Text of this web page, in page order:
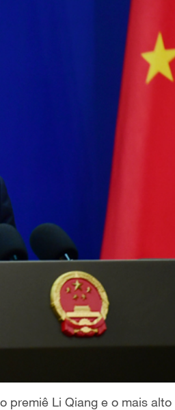
premiê Li Qiang e o mais alto